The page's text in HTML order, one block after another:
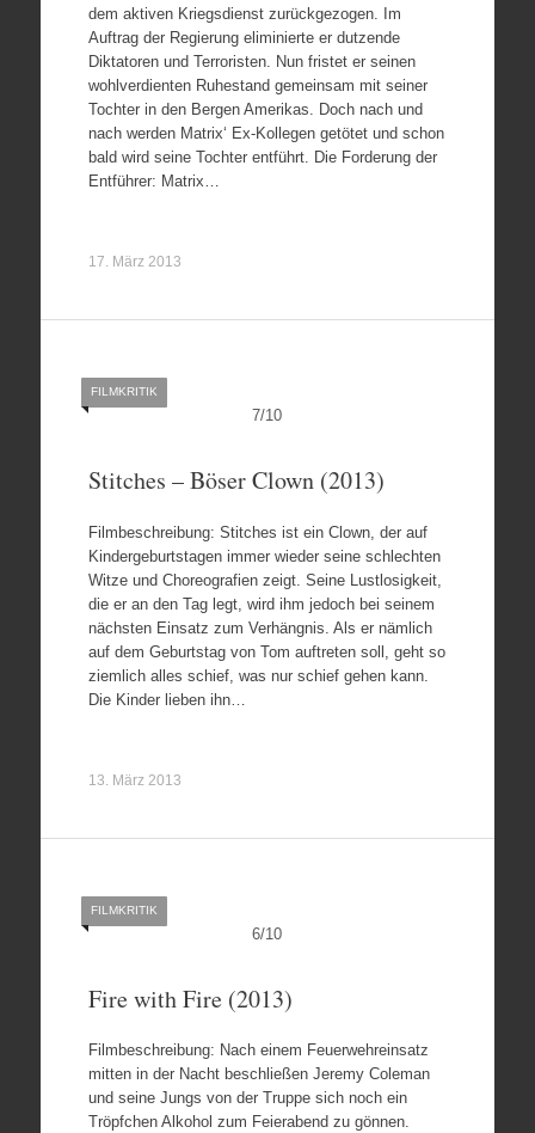
dem aktiven Kriegsdienst zurückgezogen. Im
Auftrag der Regierung eliminierte er dutzende
Diktatoren und Terroristen. Nun fristet er seinen
wohlverdienten Ruhestand gemeinsam mit seiner
Tochter in den Bergen Amerikas. Doch nach und
nach werden Matrix‘ Ex-Kollegen getötet und schon
bald wird seine Tochter entführt. Die Forderung der
Entführer: Matrix…
17. März 2013
7/10
FILMKRITIK
Stitches – Böser Clown (2013)
Filmbeschreibung: Stitches ist ein Clown, der auf
Kindergeburtstagen immer wieder seine schlechten
Witze und Choreografien zeigt. Seine Lustlosigkeit,
die er an den Tag legt, wird ihm jedoch bei seinem
nächsten Einsatz zum Verhängnis. Als er nämlich
auf dem Geburtstag von Tom auftreten soll, geht so
ziemlich alles schief, was nur schief gehen kann.
Die Kinder lieben ihn…
13. März 2013
6/10
FILMKRITIK
Fire with Fire (2013)
Filmbeschreibung: Nach einem Feuerwehreinsatz
mitten in der Nacht beschließen Jeremy Coleman
und seine Jungs von der Truppe sich noch ein
Tröpfchen Alkohol zum Feierabend zu gönnen.